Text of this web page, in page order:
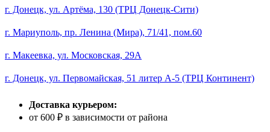
г. Донецк, ул. Артёма, 130 (ТРЦ Донецк-Сити)
г. Мариуполь, пр. Ленина (Мира), 71/41, пом.60
г. Макеевка, ул. Московская, 29А
г. Донецк, ул. Первомайская, 51 литер А-5 (ТРЦ Континент)
Доставка курьером:
от 600 ₽ в зависимости от района